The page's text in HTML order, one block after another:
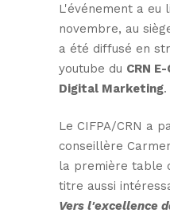
L'événement a eu
novembre, au
a été diffusé en
youtube du CRN
Digital Marketing.
Le CIFPA/CRN a
conseillère
la première table
titre aussi
Vers l'excellence